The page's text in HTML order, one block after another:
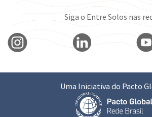
Siga o Entre Solos nas
Uma Iniciativa do Pacto